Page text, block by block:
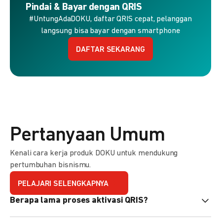
Pindai & Bayar dengan QRIS
#UntungAdaDOKU, daftar QRIS cepat, pelanggan
langsung bisa bayar dengan smartphone
DAFTAR SEKARANG
Pertanyaan Umum
Kenali cara kerja produk DOKU untuk mendukung
pertumbuhan bisnismu.
PELAJARI SELENGKAPNYA
Berapa lama proses aktivasi QRIS?